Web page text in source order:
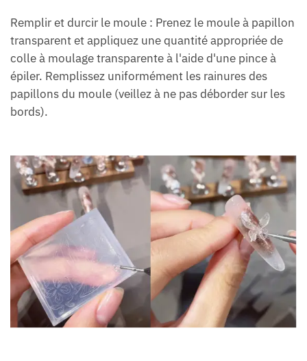
Remplir et durcir le moule : Prenez le moule à papillon
transparent et appliquez une quantité appropriée de
colle à moulage transparente à l'aide d'une pince à
épiler. Remplissez uniformément les rainures des
papillons du moule (veillez à ne pas déborder sur les
bords).